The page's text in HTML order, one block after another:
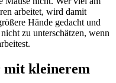
arbeitet, wird damit
Hände gedacht und
zu unterschätzen, wenn
mit kleinerem